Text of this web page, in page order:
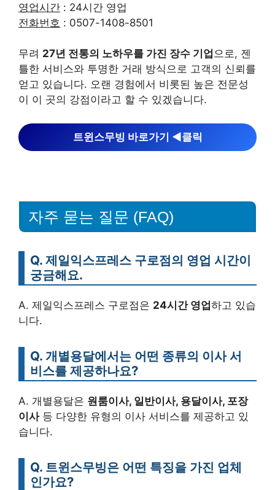
영업시간 : 24시간 영업
전화번호 : 0507-1408-8501
무려 27년 전통의 노하우를 가진 장수 기업 으로, 젠
틀한 서비스와 투명한 거래 방식으로 고객의 신뢰를
얻고 있습니다. 오랜 경험에서 비롯된 높은 전문성
이 이 곳의 강점이라고 할 수 있겠습니다.
트윈스무빙 바로가기 ◀︎클릭
자주 묻는 질문 (FAQ)
Q. 제일익스프레스 구로점의 영업 시간이
궁금해요.
A. 제일익스프레스 구로점은 24시간 영업하고 있습
니다.
Q. 개별용달에서는 어떤 종류의 이사 서
비스를 제공하나요?
A. 개별용달은 원룸이사, 일반이사, 용달이사, 포장
이사등 다양한 유형의 이사 서비스를 제공하고 있
습니다.
Q. 트윈스무빙은 어떤 특징을 가진 업체
인가요?